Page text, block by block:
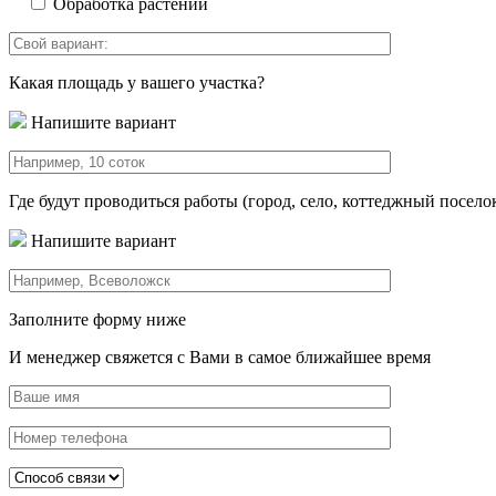
Обработка растений
Какая площадь у вашего участка?
Напишите вариант
Где будут проводиться работы (город, село, коттеджный
Напишите вариант
Заполните форму ниже
И менеджер свяжется с Вами в самое ближайшее время